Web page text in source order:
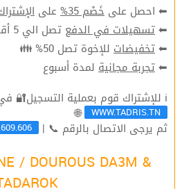
⬅ احصل على خَصْم 35% على
⬅تسهيلات في الدفع تصل الي 5 أقساط 😍
⬅تخفيضات للإخوة تصل 50% 👪
⬅تجربة مجانية لمدة أسبوع
ℹ للإشتراك قوم بعملية التسجيل🔐 في الموقع |
WWW.TADRIS.TN
🌐
ثم يرجى الاتصال بالرقم 📞 |
/ DOUROUS DA3M &